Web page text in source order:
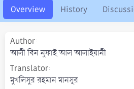
o
Overview History
Author
আলী বিন নুফাই আল আলাইয়ানী
Translator
মুখলিসুর রহমান মানসূর